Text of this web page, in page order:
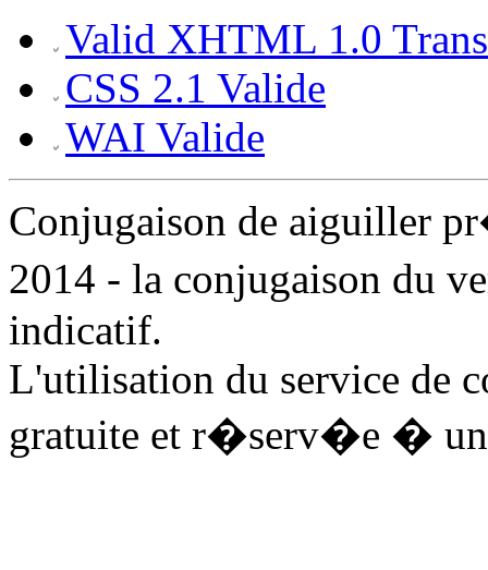
Valid XHTML 1.0
CSS 2.1 Valide
WAI Valide
Conjugaison de aiguiller
2014 - la conjugaison du
indicatif.
L'utilisation du service de
gratuite et r�serv�e � un